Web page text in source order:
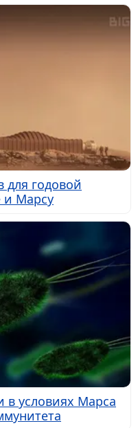
для годовой
и Марсу
условиях Марса